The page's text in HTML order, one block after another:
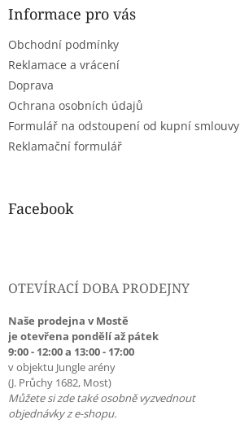
Informace pro vás
Obchodní podmínky
Reklamace a vrácení
Doprava
Ochrana osobních údajů
Formulář na odstoupení od kupní smlouvy
Reklamační formulář
Facebook
OTEVÍRACÍ DOBA PRODEJNY
Naše prodejna v Mostě
je otevřena pondělí až pátek
9:00 - 12:00 a 13:00 - 17:00
v objektu Jungle arény
(J. Průchy 1682, Most)
Můžete si zde také osobně vyzvednout
objednávky z e-shopu.